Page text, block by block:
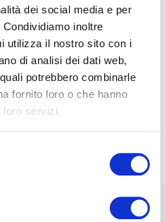
dei social media e per
inoltre
utilizza il nostro sito con i
di analisi dei dati web,
potrebbero combinarle
fornito loro o che hanno
loro servizi.
artt. 6, 7, 12, 13 del
– GDPR. Esprimo il
dati per finalità B), attività
informativa per il
.